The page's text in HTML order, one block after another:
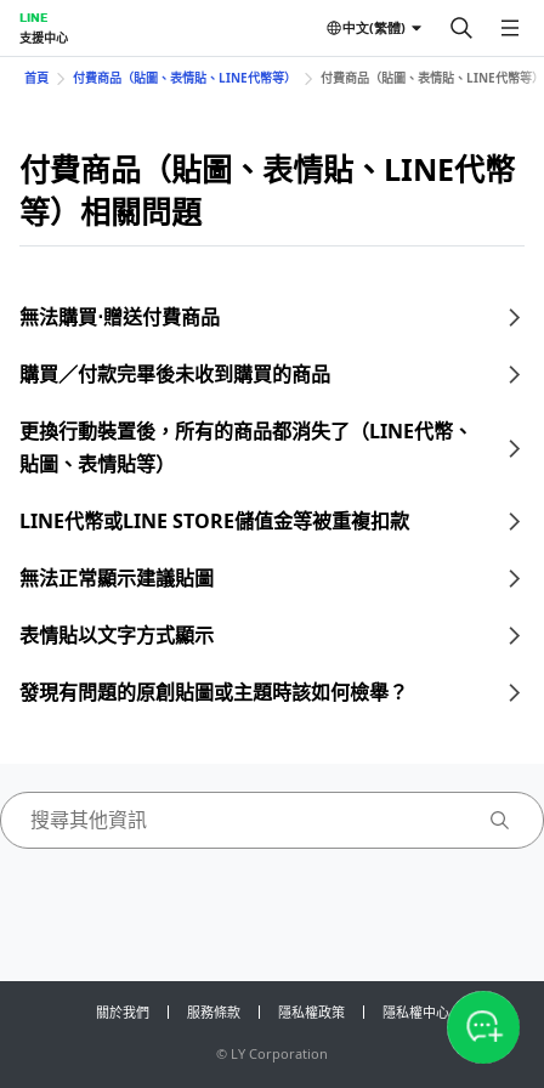
LINE
支援中心
中文(繁體)
首頁 付費商品（貼圖、表情貼、LINE代幣等） 付費商品（貼圖、表情貼、LINE代幣等
付費商品（貼圖、表情貼、LINE代幣
等）相關問題
無法購買⋅贈送付費商品
購買／付款完畢後未收到購買的商品
更換行動裝置後，所有的商品都消失了（LINE代幣、
貼圖、表情貼等）
LINE代幣或LINE STORE儲值金等被重複扣款
無法正常顯示建議貼圖
表情貼以文字方式顯示
發現有問題的原創貼圖或主題時該如何檢舉？
關於我們 服務條款 隱私權政策 隱私權中心
© LY Corporation